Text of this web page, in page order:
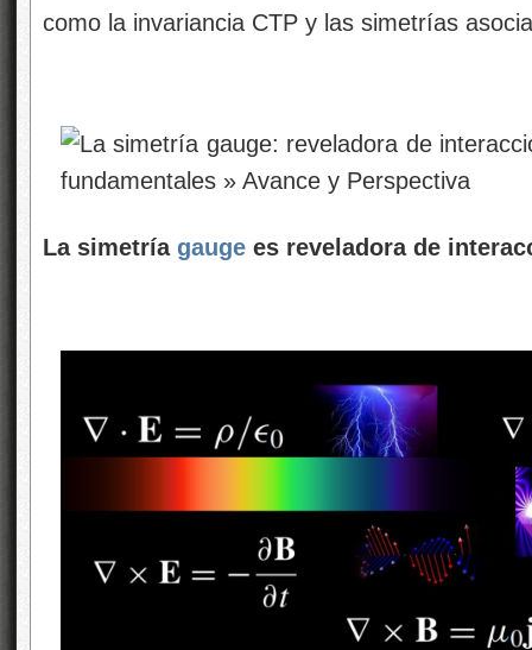
como la invariancia CTP y las simetrías
La simetría gauge es reveladora de